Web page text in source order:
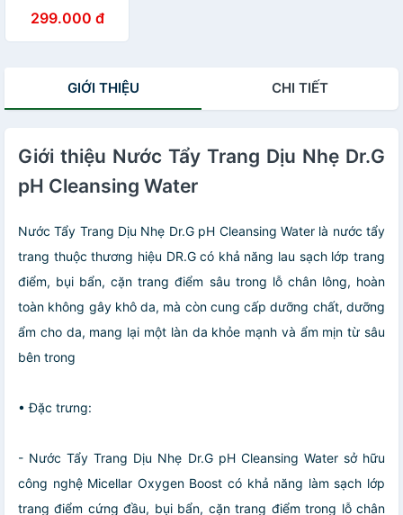
490ml
299.000 đ
GIỚI THIỆU CHI TIẾT
Giới thiệu Nước Tẩy Trang Dịu Nhẹ Dr.G
pH Cleansing Water
Nước Tẩy Trang Dịu Nhẹ Dr.G pH Cleansing Water là nước tẩy
trang thuộc thương hiệu DR.G có khả năng lau sạch lớp trang
điểm, bụi bẩn, cặn trang điểm sâu trong lỗ chân lông, hoàn
toàn không gây khô da, mà còn cung cấp dưỡng chất, dưỡng
ẩm cho da, mang lại một làn da khỏe mạnh và ẩm mịn từ sâu
bên trong
• Đặc trưng:
- Nước Tẩy Trang Dịu Nhẹ Dr.G pH Cleansing Water sở hữu
công nghệ Micellar Oxygen Boost có khả năng làm sạch lớp
trang điểm cứng đầu, bụi bẩn, cặn trang điểm trong lỗ chân